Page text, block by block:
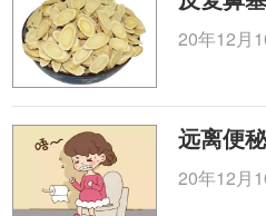
降，气逆上冲，临床上常表
噎膈等症状。而膻中穴作为
气机。《千金翼方》中记载
于此类因胃气逆乱而产生的
对证灸治，以宽胸利膈、理
按摩膻中要得法
20年12月
远离便
20年12月